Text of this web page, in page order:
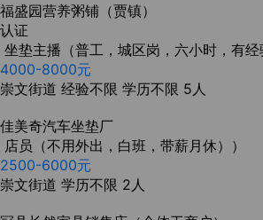
福盛园营养粥铺（贾镇）
认证
坐垫主播（普工，城区岗，六小时，有经
4000-8000元
崇文街道 经验不限 学历不限 5人
佳美奇汽车坐垫厂
店员（不用外出，白班，带薪月休））
2500-6000元
崇文街道 学历不限 2人